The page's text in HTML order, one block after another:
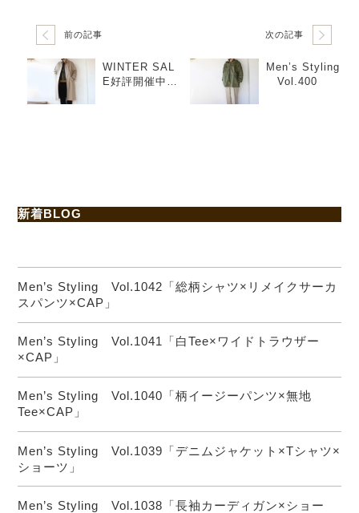
前の記事
WINTER SAL
E好評開催中！
次の記事
Men’s Styling
Vol.400
新着BLOG
Men’s Styling Vol.1042「総柄シャツ×リメイクサーカ
スパンツ×CAP」
Men’s Styling Vol.1041「白Tee×ワイドトラウザー
×CAP」
Men’s Styling Vol.1040「柄イージーパンツ×無地
Tee×CAP」
Men’s Styling Vol.1039「デニムジャケット×Tシャツ×
ショーツ」
Men’s Styling Vol.1038「長袖カーディガン×ショー